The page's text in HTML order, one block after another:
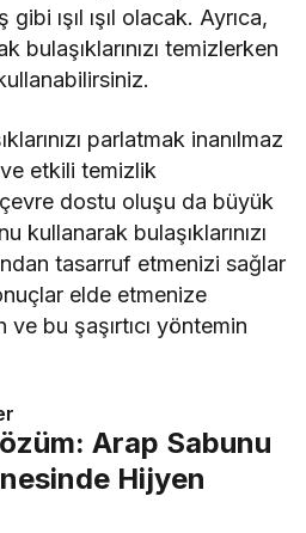
gibi ışıl ışıl olacak. Ayrıca,
bulaşıklarınızı temizlerken
parlatmak inanılmaz
etkili temizlik
dostu oluşu da büyük
kullanarak bulaşıklarınızı
tasarruf etmenizi sağlar
elde etmenize
ve bu şaşırtıcı yöntemin
Arap Sabunu
Hijyen